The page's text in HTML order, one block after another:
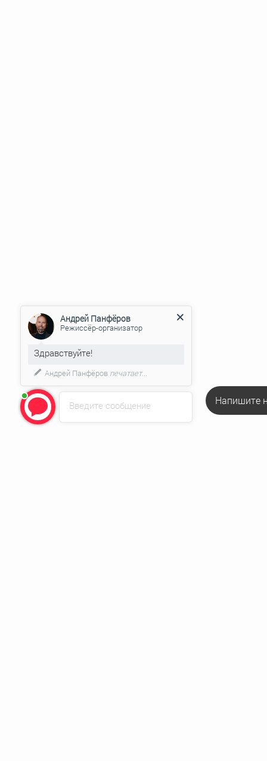
Напишите
Введите сообщение
Андрей Панфёров
Режиссёр-организатор
Здравствуйте!
Андрей Панфёровпечатает...